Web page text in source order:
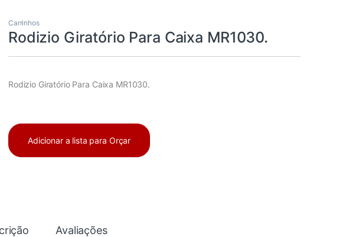
Carrinhos
Rodizio Giratório Para Caixa MR1030.
Rodizio Giratório Para Caixa MR1030.
Adicionar a lista para Orçar
Avaliações